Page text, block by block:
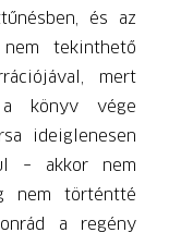
és az
tekinthető
mert
a könyv vége
ideiglenesen
– akkor nem
nem történtté
a regény